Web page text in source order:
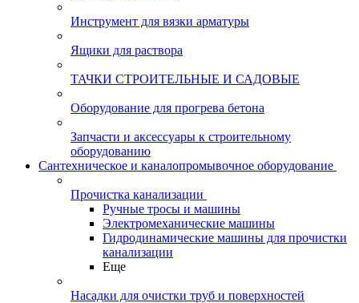
Инструмент для вязки арматуры
Ящики для раствора
ТАЧКИ СТРОИТЕЛЬНЫЕ И САДОВЫЕ
Оборудование для прогрева бетона
Запчасти и аксессуары к строительному
оборудованию
Сантехническое и каналопромывочное оборудование
Прочистка канализации
Ручные тросы и машины
Электромеханические машины
Гидродинамические машины для прочистки
канализации
Еще
Насадки для очистки труб и поверхностей